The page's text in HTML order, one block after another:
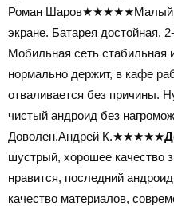
Роман Шаров★★★★★Малый
экране. Батарея достойная,
Мобильная сеть стабильная
нормально держит, в кафе
отваливается без причины.
чистый андроид без
Доволен.Андрей К.★★★★★
шустрый, хорошее качество
нравится, последний
качество материалов,